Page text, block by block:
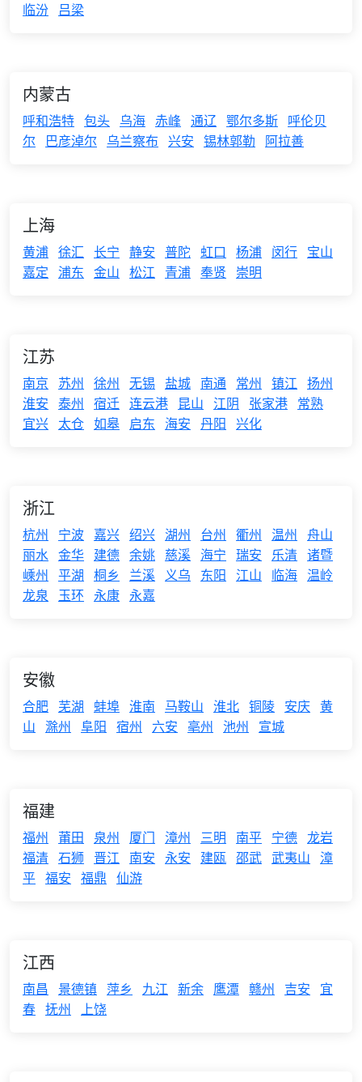
临汾 吕梁
内蒙古
呼和浩特 包头 乌海 赤峰 通辽 鄂尔多斯 呼伦贝
尔
巴彦淖尔 乌兰察布 兴安 锡林郭勒 阿拉善
上海
黄浦 徐汇 长宁 静安 普陀 虹口 杨浦 闵行 宝山
嘉定 浦东 金山 松江 青浦 奉贤 崇明
江苏
南京 苏州 徐州 无锡 盐城 南通 常州 镇江 扬州
淮安 泰州 宿迁 连云港 昆山 江阴 张家港 常熟
宜兴 太仓 如皋 启东 海安 丹阳 兴化
浙江
杭州 宁波 嘉兴 绍兴 湖州 台州 衢州 温州 舟山
丽水 金华 建德 余姚 慈溪 海宁 瑞安 乐清 诸暨
嵊州 平湖 桐乡 兰溪 义乌 东阳 江山 临海 温岭
龙泉
玉环 永康 永嘉
安徽
合肥 芜湖 蚌埠 淮南 马鞍山 淮北 铜陵 安庆 黄
山 滁州 阜阳 宿州 六安 亳州 池州 宣城
福建
福州 莆田 泉州 厦门 漳州 三明 南平 宁德 龙岩
福清 石狮 晋江 南安 永安 建瓯 邵武 武夷山
漳
平 福安 福鼎 仙游
江西
南昌 景德镇 萍乡 九江 新余 鹰潭 赣州 吉安
宜
春 抚州 上饶